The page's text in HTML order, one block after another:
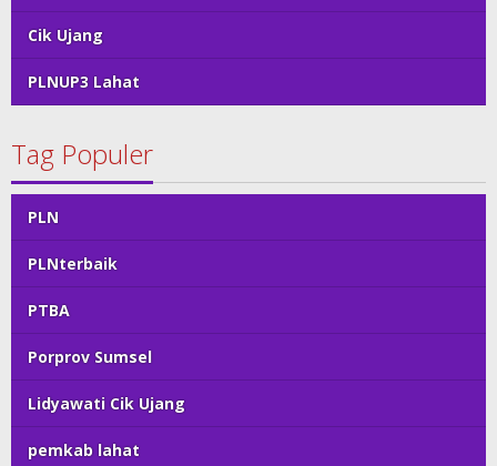
Cik Ujang
PLNUP3 Lahat
Tag Populer
PLN
PLNterbaik
PTBA
Porprov Sumsel
Lidyawati Cik Ujang
pemkab lahat